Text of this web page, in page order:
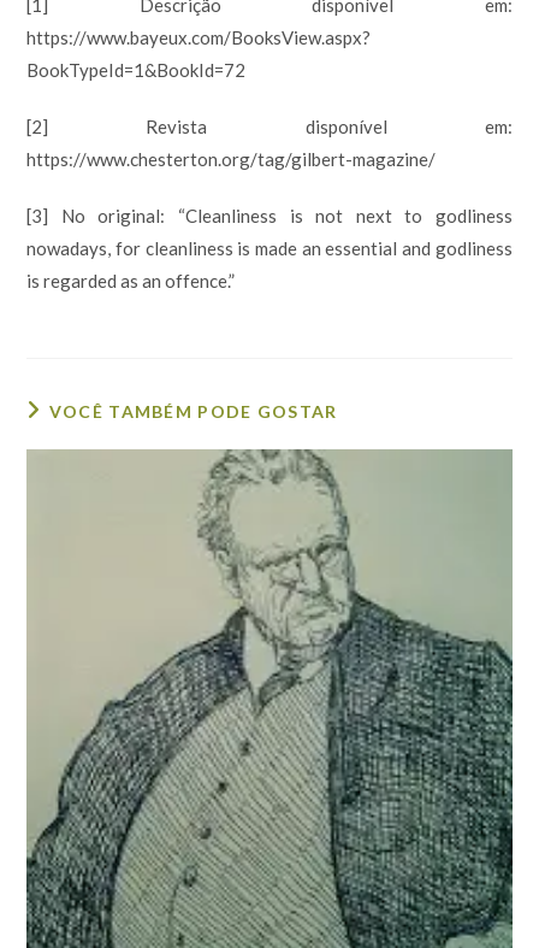
[1] Descrição disponível em:
https://www.bayeux.com/BooksView.aspx?
BookTypeId=1&BookId=72
[2] Revista disponível em:
https://www.chesterton.org/tag/gilbert-magazine/
[3] No original: “Cleanliness is not next to godliness
nowadays, for cleanliness is made an essential and godliness
is regarded as an offence.”
VOCÊ TAMBÉM PODE GOSTAR